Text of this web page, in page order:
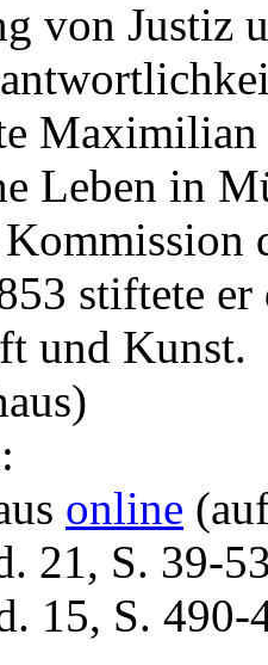
von Justiz
Maximilian
Leben in
stiftete
und Kunst.
online
21, S. 39-
15, S. 490-